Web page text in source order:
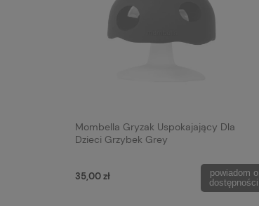
Mombella Gryzak Uspokajający Dla
Dzieci Grzybek Grey
35,00 zł
powiadom o
dostępności